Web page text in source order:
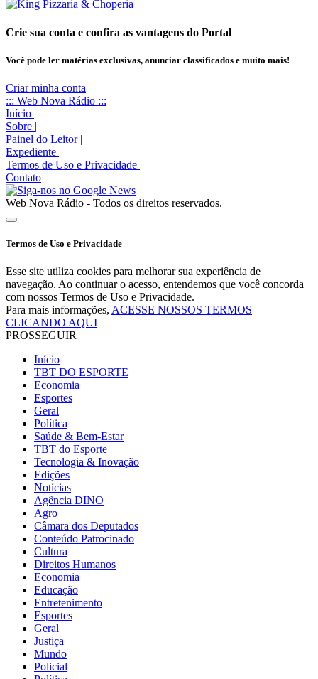
Crie sua conta e confira as vantagens do Portal
Você pode ler matérias exclusivas, anunciar classificados e muito mais!
Criar minha conta
::: Web Nova Rádio :::
Início |
Sobre |
Painel do Leitor |
Expediente |
Termos de Uso e Privacidade |
Contato
Web Nova Rádio - Todos os direitos reservados.
Termos de Uso e Privacidade
Esse site utiliza cookies para melhorar sua experiência de
navegação. Ao continuar o acesso, entendemos que você concorda
com nossos Termos de Uso e Privacidade.
Para mais informações, ACESSE NOSSOS TERMOS
CLICANDO AQUI
PROSSEGUIR
Início
TBT DO ESPORTE
Economia
Esportes
Geral
Política
Saúde & Bem-Estar
TBT do Esporte
Tecnologia & Inovação
Edições
Notícias
Agência DINO
Agro
Câmara dos Deputados
Conteúdo Patrocinado
Cultura
Direitos Humanos
Economia
Educação
Entretenimento
Esportes
Geral
Justiça
Mundo
Policial